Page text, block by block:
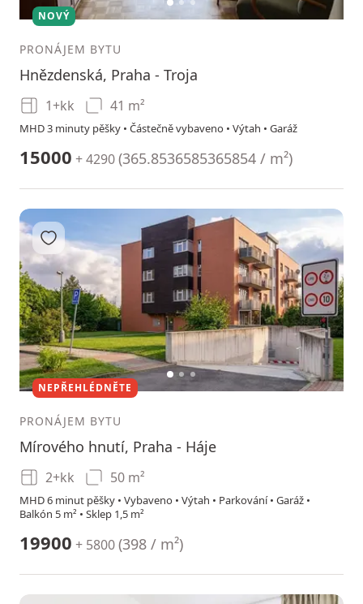
12 3
NOVÝ
PRONÁJEM BYTU
Hnězdenská, Praha - Troja
1+kk 41 m²
MHD 3 minuty pěšky • Částečně vybaveno • Výtah • Garáž
15000 + 4290(365.8536585365854 / m²)
12 3
Přidat do oblíbených
NEPŘEHLÉDNĚTE
PRONÁJEM BYTU
Mírového hnutí, Praha - Háje
2+kk 50 m²
MHD 6 minut pěšky • Vybaveno • Výtah • Parkování • Garáž •
Balkón 5 m² • Sklep 1,5 m²
19900 + 5800(398 / m²)